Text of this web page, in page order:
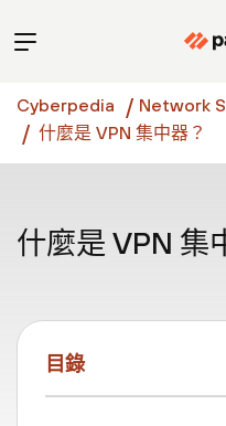
Cyberpedia
Network
什麼是 VPN 集中器？
什麼是 VPN 集
目錄